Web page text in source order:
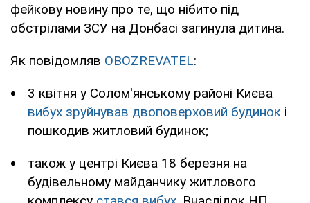
фейкову новину про те, що нібито під
обстрілами ЗСУ на Донбасі загинула дитина.
Як повідомляв OBOZREVATEL:
3 квітня у Солом'янському районі Києва
вибух зруйнував двоповерховий будинок і
пошкодив житловий будинок;
також у центрі Києва 18 березня на
будівельному майданчику житлового